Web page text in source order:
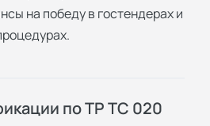
на победу в гостендерах и
по ТР ТС 020